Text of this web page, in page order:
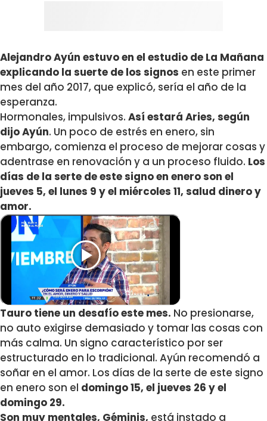
Alejandro Ayún estuvo en el estudio de La Mañana
explicando la suerte de los signos en este primer
mes del año 2017, que explicó, sería el año de la
esperanza.
Hormonales, impulsivos. Así estará Aries, según
dijo Ayún. Un poco de estrés en enero, sin
embargo, comienza el proceso de mejorar cosas y
adentrase en renovación y a un proceso fluido. Los
días de la serte de este signo en enero son el
jueves 5, el lunes 9 y el miércoles 11, salud dinero y
amor.
Tauro tiene un desafío este mes. No presionarse,
no auto exigirse demasiado y tomar las cosas con
más calma. Un signo característico por ser
estructurado en lo tradicional. Ayún recomendó a
soñar en el amor. Los días de la serte de este signo
en enero son el domingo 15, el jueves 26 y el
domingo 29.
Son muy mentales, Géminis, está instado a